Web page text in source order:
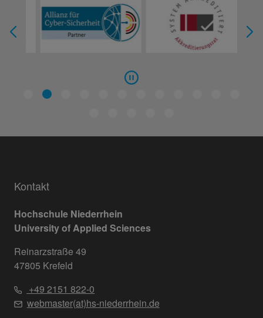
Kontakt
Hochschule Niederrhein
University of Applied Sciences
Reinarzstraße 49
47805 Krefeld
+49 2151 822-0
webmaster(at)hs-niederrhein.de